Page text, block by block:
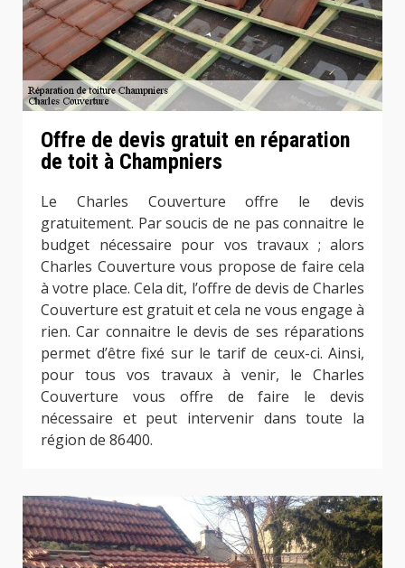
Offre de devis gratuit en réparation
de toit à Champniers
Le Charles Couverture offre le devis
gratuitement. Par soucis de ne pas connaitre le
budget nécessaire pour vos travaux ; alors
Charles Couverture vous propose de faire cela
à votre place. Cela dit, l’offre de devis de Charles
Couverture est gratuit et cela ne vous engage à
rien. Car connaitre le devis de ses réparations
permet d’être fixé sur le tarif de ceux-ci. Ainsi,
pour tous vos travaux à venir, le Charles
Couverture vous offre de faire le devis
nécessaire et peut intervenir dans toute la
région de 86400.